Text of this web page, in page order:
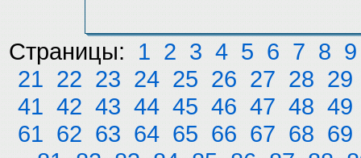
Страницы: 1 2 3 4 5 6 7 8 9
21 22 23 24 25 26 27 28 29
41 42 43 44 45 46 47 48 49
61 62 63 64 65 66 67 68 69